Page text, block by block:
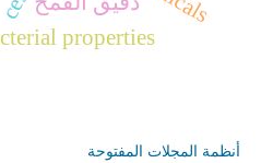
properties
أنظمة المجلات المفتوحة